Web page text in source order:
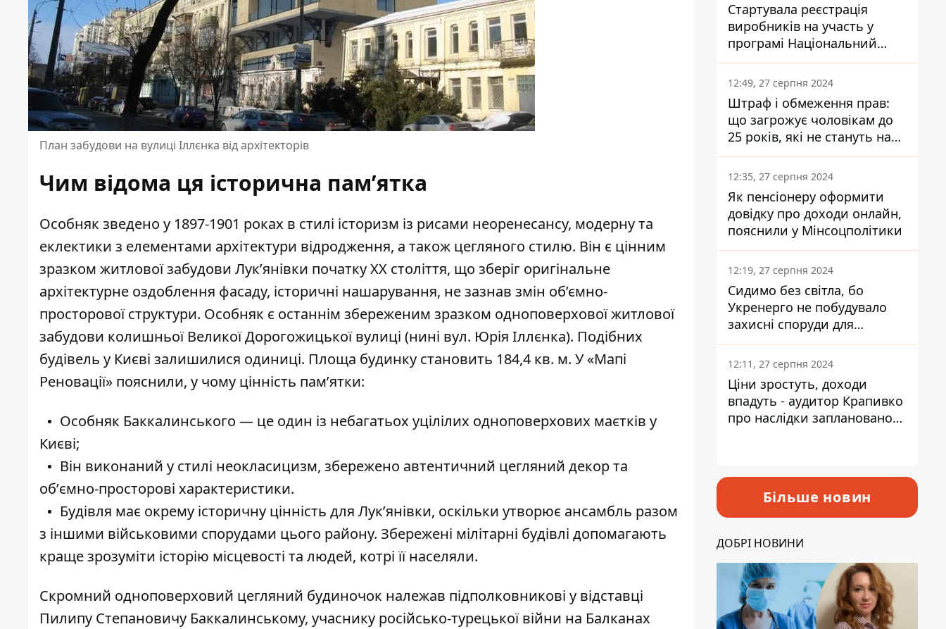
План забудови на вулиці Іллєнка від архітекторів
Чим відома ця історична пам’ятка
Особняк зведено у 1897-1901 роках в стилі історизм із рисами неоренесансу, модерну та
еклектики з елементами архітектури відродження, а також цегляного стилю. Він є цінним
зразком житлової забудови Лук’янівки початку XX століття, що зберіг оригінальне
архітектурне оздоблення фасаду, історичні нашарування, не зазнав змін об’ємно-
просторової структури. Особняк є останнім збереженим зразком одноповерхової житлової
забудови колишньої Великої Дорогожицької вулиці (нині вул. Юрія Іллєнка). Подібних
будівель у Києві залишилися одиниці. Площа будинку становить 184,4 кв. м. У «Мапі
Реновації» пояснили, у чому цінність пам’ятки:
Особняк Баккалинського — це один із небагатьох уцілілих одноповерхових маєтків у
Києві;
Він виконаний у стилі неокласицизм, збережено автентичний цегляний декор та
обʼємно-просторові характеристики.
Будівля має окрему історичну цінність для Лук’янівки, оскільки утворює ансамбль разом
з іншими військовими спорудами цього району. Збережені мілітарні будівлі допомагають
краще зрозуміти історію місцевості та людей, котрі її населяли.
Скромний одноповерховий цегляний будиночок належав підполковникові у відставці
Пилипу Степановичу Баккалинському, учаснику російсько-турецької війни на Балканах
Стартувала реєстрація
виробників на участь у
програмі Національний
кешбек: як це зробити
через портал Дія
12:49, 27 серпня 2024
Штраф і обмеження прав:
що загрожує чоловікам до
25 років, які не стануть на
військовий облік
12:35, 27 серпня 2024
Як пенсіонеру оформити
довідку про доходи онлайн,
пояснили у Мінсоцполітики
12:19, 27 серпня 2024
Сидимо без світла, бо
Укренерго не побудувало
захисні споруди для
енергетики - нардеп
Кучеренко
12:11, 27 серпня 2024
Ціни зростуть, доходи
впадуть - аудитор Крапивко
про наслідки запланованого
Більше новин
ДОБРІ НОВИНИ